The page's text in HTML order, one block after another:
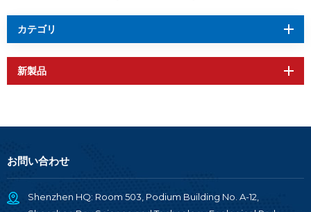
カテゴリ
新製品
お問い合わせ
Shenzhen HQ: Room 503, Podium Building No. A-12,